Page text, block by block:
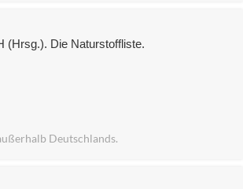
(Hrsg.). Die Naturstoffliste.
Deutschlands.